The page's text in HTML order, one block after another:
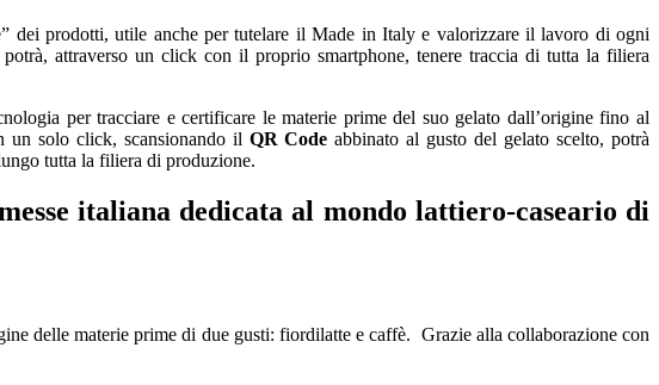
dei prodotti, utile anche per tutelare il Made in Italy e valorizzare il lavoro di ogni
attraverso un click con il proprio smartphone, tenere traccia di tutta la filiera
per tracciare e certificare le materie prime del suo gelato dall’origine fino al
un solo click, scansionando il QR Code abbinato al gusto del gelato scelto, potrà
tutta la filiera di produzione.
italiana dedicata al mondo lattiero-caseario di
delle materie prime di due gusti: fiordilatte e caffè. Grazie alla collaborazione con